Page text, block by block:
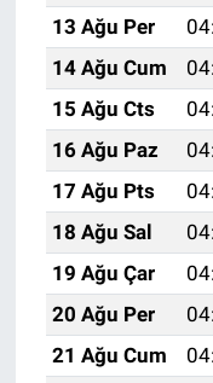
13 Ağu Per
14 Ağu Cum
15 Ağu Cts
16 Ağu Paz
17 Ağu Pts
18 Ağu Sal
19 Ağu Çar
20 Ağu Per
21 Ağu Cum